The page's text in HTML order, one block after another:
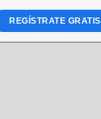
REGÍSTRATE GRATIS